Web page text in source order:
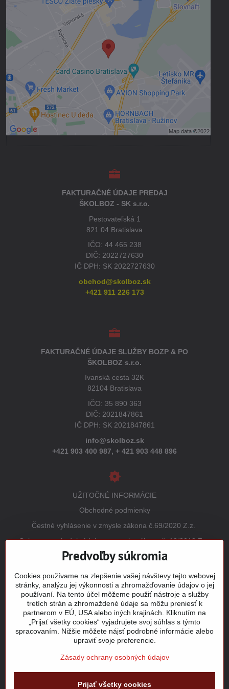
Externý obsah je blokovaný Voľbami
súkromia
Prajete si načítať externý obsah?
Povoliť tentokrát
Povoliť a zapamätať - súhlas s druhom
cookie: Funkčné
Otvoriť obsah v novom okne
FAKTURAČNÉ ÚDAJE PREDAJ
ŠKOLBOZ - SK s.r.o.
Pestovateľská 1
821 04 Bratislava
IČO: 44 465 238
DIČ: 2022727630
IČ DPH: SK 2022727630
obchod@skolboz.sk
+421 911 226 173
FAKTURAČNÉ ÚDAJE SLUŽBY BOZP & PO
ŠKOLBOZ s.r.o.
Ivanská cesta 32K
82104 Bratislava
IČO: 35 890 363
DIČ: 2021847861
IČ DPH: SK 2021847861
info@skolboz.sk
+421 903 400 987, + 421 903 448 896
UŽITOČNÉ INFORMÁCIE
Obchodné podmienky
Čestné vyhlásenie v zmysle zákona č.69/2020 Z.z.
Ochrana osobných údajov v zmysle zákona č. 18/2018 Z.z.
(GDPR)
Vrátenie tovaru
Tabuľky veľkostí
Šitie a potlač odevov
Mapa stránky
©2026Copyright
Predvoľby súkromiaZásady ochrany osobných údajov
Predvoľby súkromia
Cookies používame na zlepšenie vašej návštevy tejto webovej
stránky, analýzu jej výkonnosti a zhromažďovanie údajov o jej
používaní. Na tento účel môžeme použiť nástroje a služby
tretích strán a zhromaždené údaje sa môžu preniesť k
partnerom v EÚ, USA alebo iných krajinách. Kliknutím na
„Prijať všetky cookies“ vyjadrujete svoj súhlas s týmto
spracovaním. Nižšie môžete nájsť podrobné informácie alebo
upraviť svoje preferencie.
Zásady ochrany osobných údajov
Prijať všetky cookies